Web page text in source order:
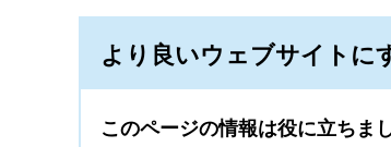
より良いウェブサイトに
このページの情報は役に立ちま